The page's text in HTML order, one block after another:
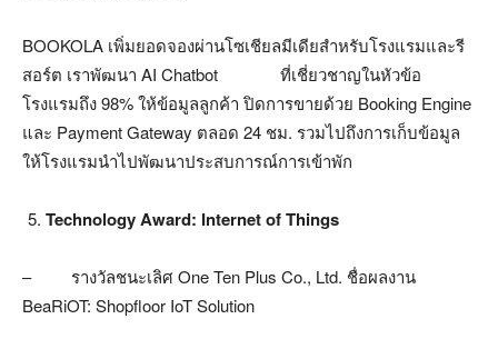
BOOKOLA เพิ่มยอดจองผ่านโซเชียลมีเดียสำหรับโรงแรมและรี
สอร์ต เราพัฒนา AI Chatbot ที่เชี่ยวชาญในหัวข้อ
โรงแรมถึง 98% ให้ข้อมูลลูกค้า ปิดการขายด้วย Booking Engine
และ Payment Gateway ตลอด 24 ชม. รวมไปถึงการเก็บข้อมูล
ให้โรงแรมนำไปพัฒนาประสบการณ์การเข้าพัก
Technology Award: Internet of Things
– รางวัลชนะเลิศ One Ten Plus Co., Ltd. ชื่อผลงาน
BeaRiOT: Shopfloor IoT Solution